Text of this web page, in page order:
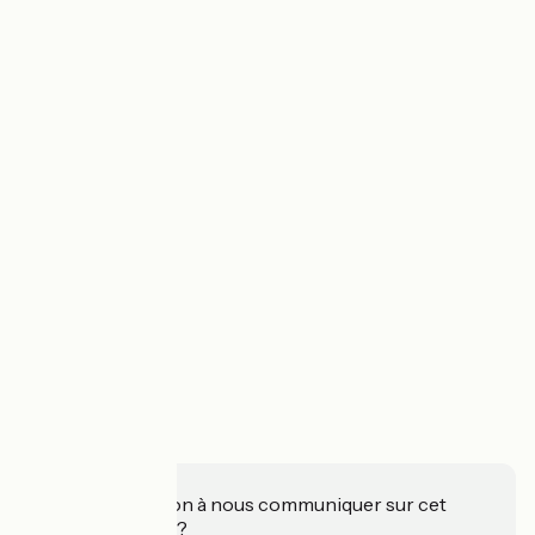
Une information à nous communiquer sur cet
établissement ?